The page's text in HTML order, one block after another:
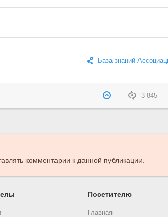
База знаний
3 845
комментарии к данной публикации.
Посетителю
Главная